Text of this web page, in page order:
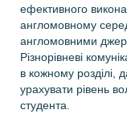
ефективного
англомовному
англомовними
Різнорівневі
в кожному розділі,
урахувати рівень
студента.